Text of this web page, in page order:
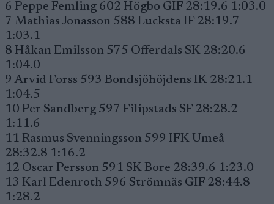
6 Peppe Femling 602 Högbo GIF 28:19.6 1:03.0
7 Mathias Jonasson 588 Lucksta IF 28:19.7
1:03.1
8 Håkan Emilsson 575 Offerdals SK 28:20.6
1:04.0
9 Arvid Forss 593 Bondsjöhöjdens IK 28:21.1
1:04.5
10 Per Sandberg 597 Filipstads SF 28:28.2
1:11.6
11 Rasmus Svenningsson 599 IFK Umeå
28:32.8 1:16.2
12 Oscar Persson 591 SK Bore 28:39.6 1:23.0
13 Karl Edenroth 596 Strömnäs GIF 28:44.8
1:28.2